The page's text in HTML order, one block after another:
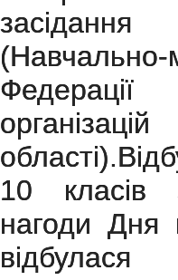
області).
10 класів
нагоди Дня
відбулася